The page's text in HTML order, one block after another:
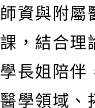
師資與附屬
課，結合理
學長姐陪伴
醫學領域、